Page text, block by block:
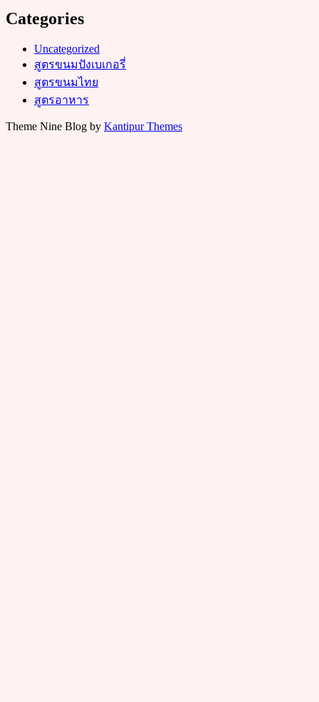
Categories
Uncategorized
สูตรขนมปังเบเกอรี่
สูตรขนมไทย
สูตรอาหาร
Theme Nine Blog by Kantipur Themes